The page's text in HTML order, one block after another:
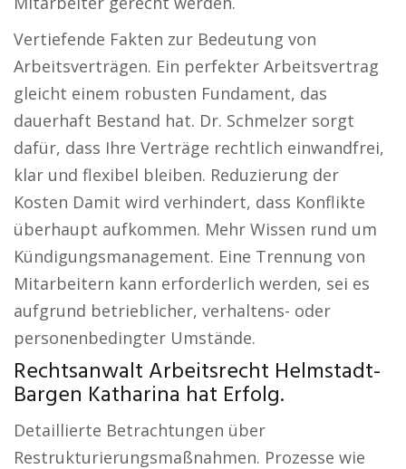
Vertiefende Fakten zur Bedeutung von
Arbeitsverträgen. Ein perfekter Arbeitsvertrag
gleicht einem robusten Fundament, das
dauerhaft Bestand hat. Dr. Schmelzer sorgt
dafür, dass Ihre Verträge rechtlich einwandfrei,
klar und flexibel bleiben. Reduzierung der
Kosten Damit wird verhindert, dass Konflikte
überhaupt aufkommen. Mehr Wissen rund um
Kündigungsmanagement. Eine Trennung von
Mitarbeitern kann erforderlich werden, sei es
aufgrund betrieblicher, verhaltens- oder
personenbedingter Umstände.
Rechtsanwalt Arbeitsrecht Helmstadt-
Bargen Katharina hat Erfolg.
Detaillierte Betrachtungen über
Restrukturierungsmaßnahmen. Prozesse wie